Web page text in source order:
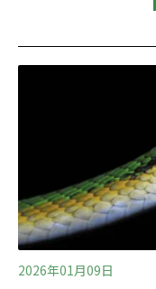
2026年01月09日